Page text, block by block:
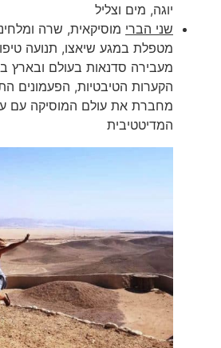
יוגה, מים וצליל
שני הברימוסיקאית, שרה ומלחינה,
מטפלת במגע שיאצו, תנועה
מעבירה סדנאות בעולם ובארץ
הקערות הטיבטיות, הפעמונים
מחברת את עולם המוסיקה עם
המדיטטיבית